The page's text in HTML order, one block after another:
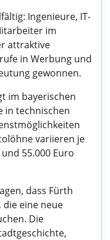
Ingenieure, IT-
im
attraktive
in Werbung und
gewonnen.
im bayerischen
in technischen
variieren je
55.000 Euro
dass Fürth
eine neue
Die